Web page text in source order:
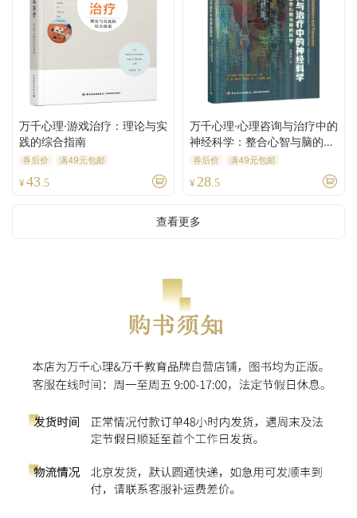
万千心理·游戏治疗：理论与实
践的综合指南
券后价 满49元包邮
¥ 43.5
万千心理·心理咨询与治疗中的
神经科学：整合心智与脑的科
学（原著第二版）
券后价 满49元包邮
¥ 28.5
查看更多